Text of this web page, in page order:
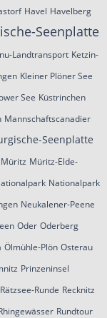
Havel Havelberg
Seenplatte
Landtransport Ketzin-
Kleiner Plöner See
See Küstrinchen
Mannschaftscanadier
Seenplatte
Müritz Müritz-Elde-
Nationalpark
Neukalener-Peene
Oder Oderberg
Ölmühle-Plön Osterau
Prinzeninsel
Rätzsee-Runde Recknitz
Rundtour